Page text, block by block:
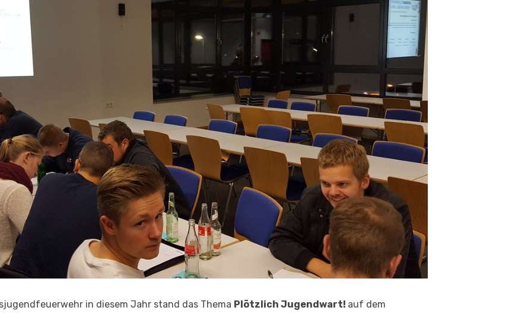
in diesem Jahr stand das Thema Plötzlich Jugendwart! auf dem